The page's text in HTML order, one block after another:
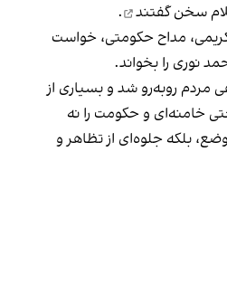
سخن گفتند
.
کریمی، مداح حکومتی، خواست
نوری را بخواند.
مردم روبه‌رو شد و بسیاری از
خامنه‌ای و حکومت را نه
بلکه جلوه‌ای از تظاهر و